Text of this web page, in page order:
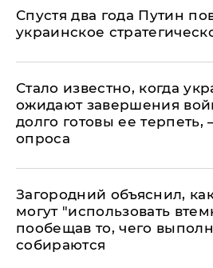
Спустя два года Путин
украинское
Стало известно, когда
ожидают завершения
долго готовы ее терпеть,
опроса
Загородний объяснил,
могут "использовать
пообещав то, чего
собираются